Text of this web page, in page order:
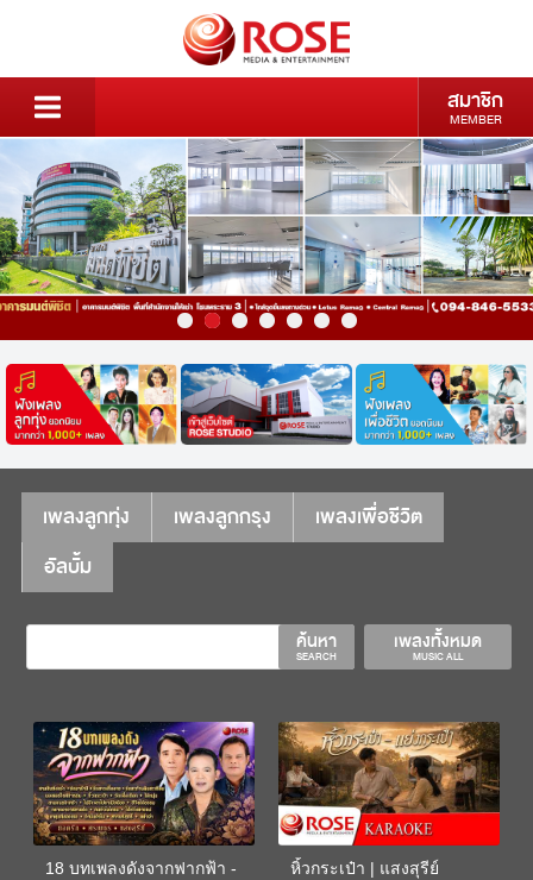
สมาชิก
MEMBER
เพลงลูกทุ่ง เพลงลูกกรุง
เพลงเพื่อชีวิต
อัลบั้ม
เพลงทั้งหมด
MUSIC ALL
ค้นหา
SEARCH
18 บทเพลงดังจากฟากฟ้า -
หิ้วกระเป๋า | แสงสุรีย์